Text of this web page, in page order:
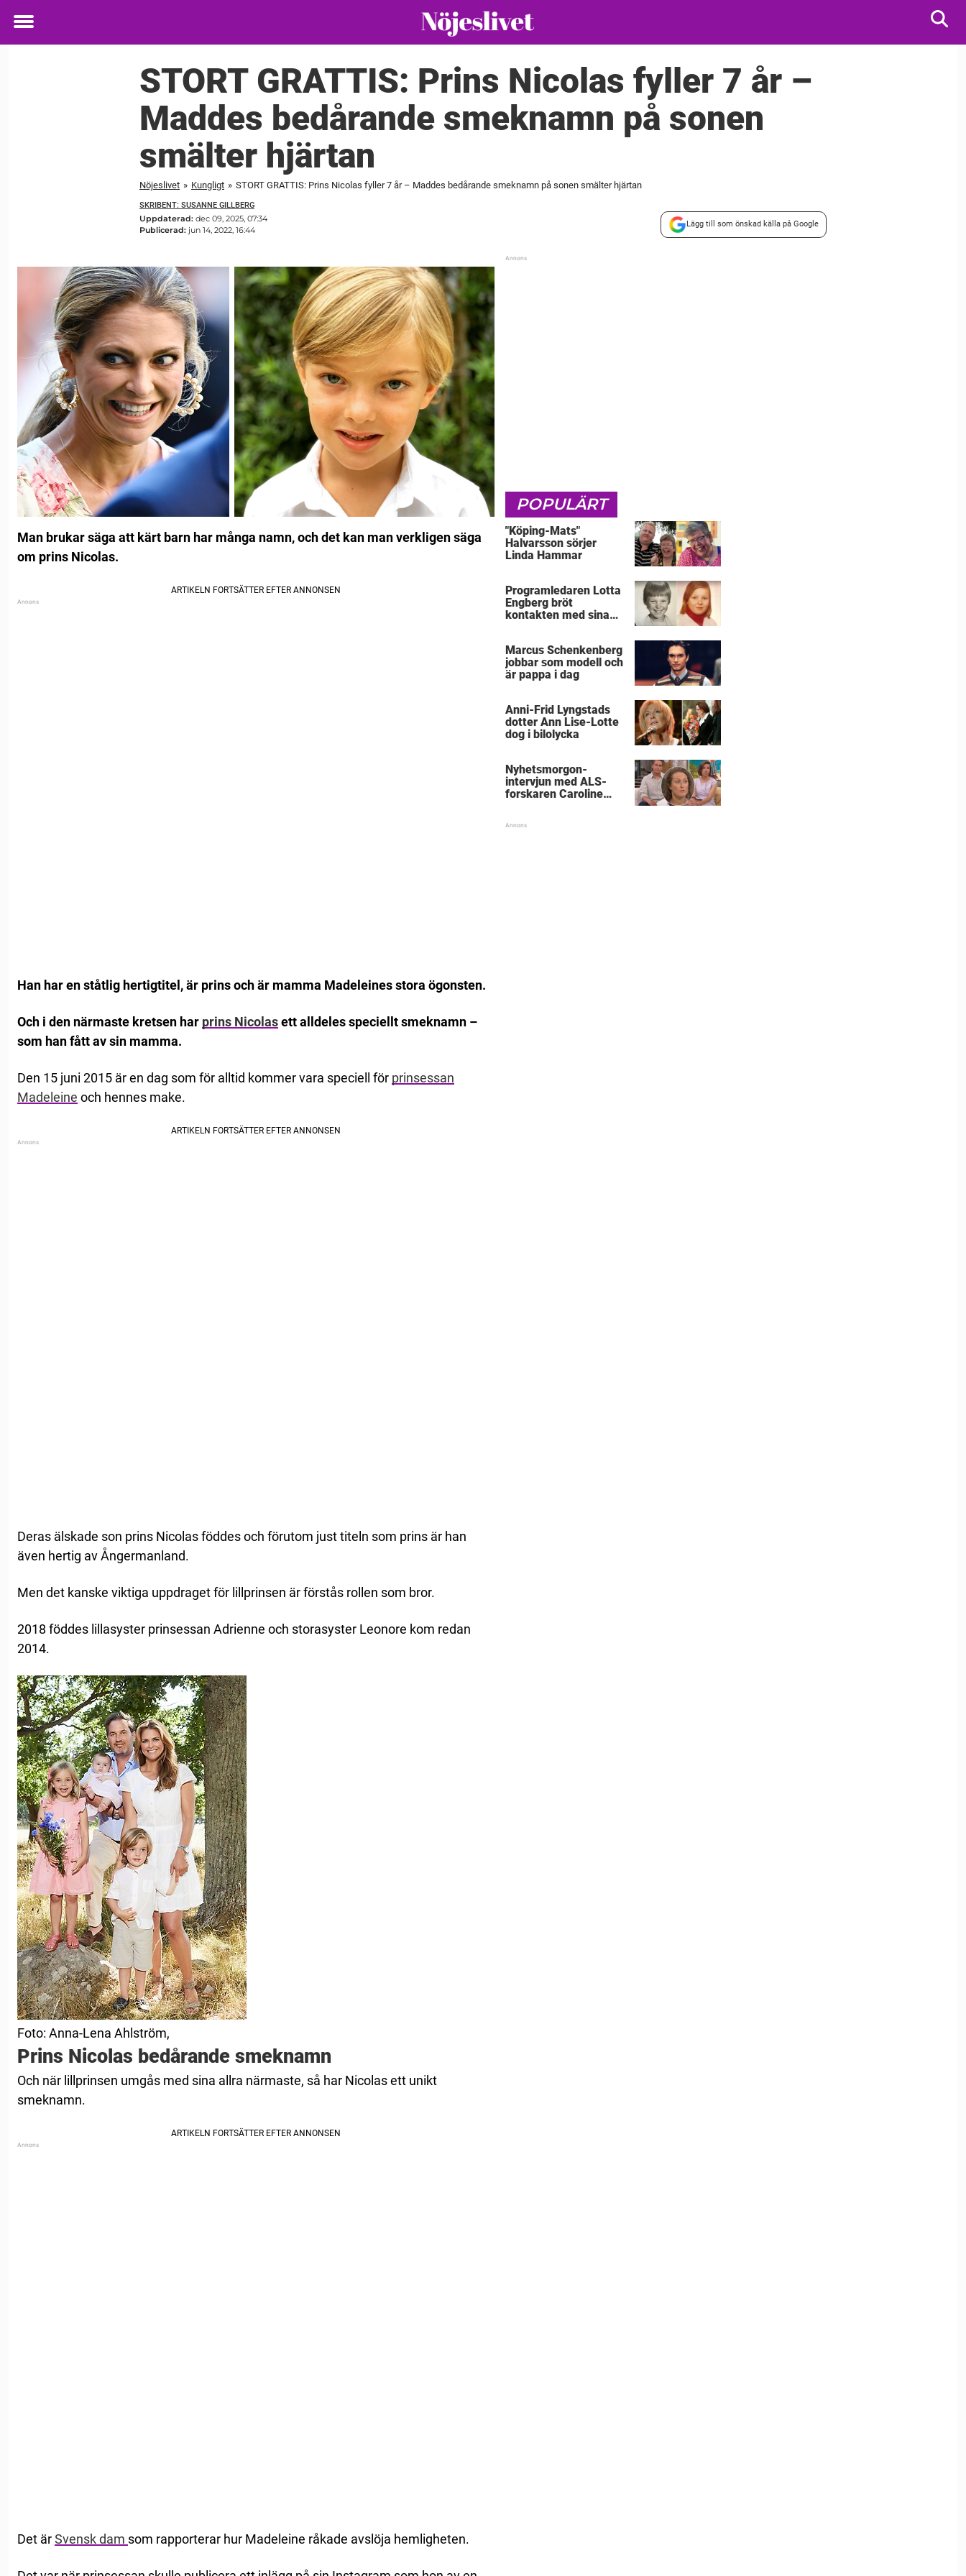
Toggle
STORT GRATTIS: Prins Nicolas fyller 7 år –
Maddes bedårande smeknamn på sonen
smälter hjärtan
Nöjeslivet » Kungligt » STORT GRATTIS: Prins Nicolas fyller 7 år – Maddes bedårande smeknamn på sonen smälter hjärtan
SKRIBENT: SUSANNE GILLBERG
Uppdaterad: dec 09, 2025, 07:34
Publicerad: jun 14, 2022, 16:44
Lägg till som önskad källa på Google
Man brukar säga att kärt barn har många namn, och det kan man verkligen säga
om prins Nicolas.
Han har en ståtlig hertigtitel, är prins och är mamma Madeleines stora ögonsten.
Och i den närmaste kretsen har prins Nicolasett alldeles speciellt smeknamn –
som han fått av sin mamma.
Den 15 juni 2015 är en dag som för alltid kommer vara speciell för prinsessan
Madeleine och hennes make.
Deras älskade son prins Nicolas föddes och förutom just titeln som prins är han
även hertig av Ångermanland.
Men det kanske viktiga uppdraget för lillprinsen är förstås rollen som bror.
2018 föddes lillasyster prinsessan Adrienne och storasyster Leonore kom redan
2014.
Foto: Anna-Lena Ahlström,
Prins Nicolas bedårande smeknamn
Och när lillprinsen umgås med sina allra närmaste, så har Nicolas ett unikt
smeknamn.
Det ärSvensk dam som rapporterar hur Madeleine råkade avslöja hemligheten.
POPULÄRT
"Köping-Mats"
Halvarsson sörjer
Linda Hammar
Programledaren Lotta
Engberg bröt
kontakten med sina
Marcus Schenkenberg
jobbar som modell och
är pappa i dag
Anni-Frid Lyngstads
dotter Ann Lise-Lotte
dog i bilolycka
Nyhetsmorgon-
intervjun med ALS-
forskaren Caroline